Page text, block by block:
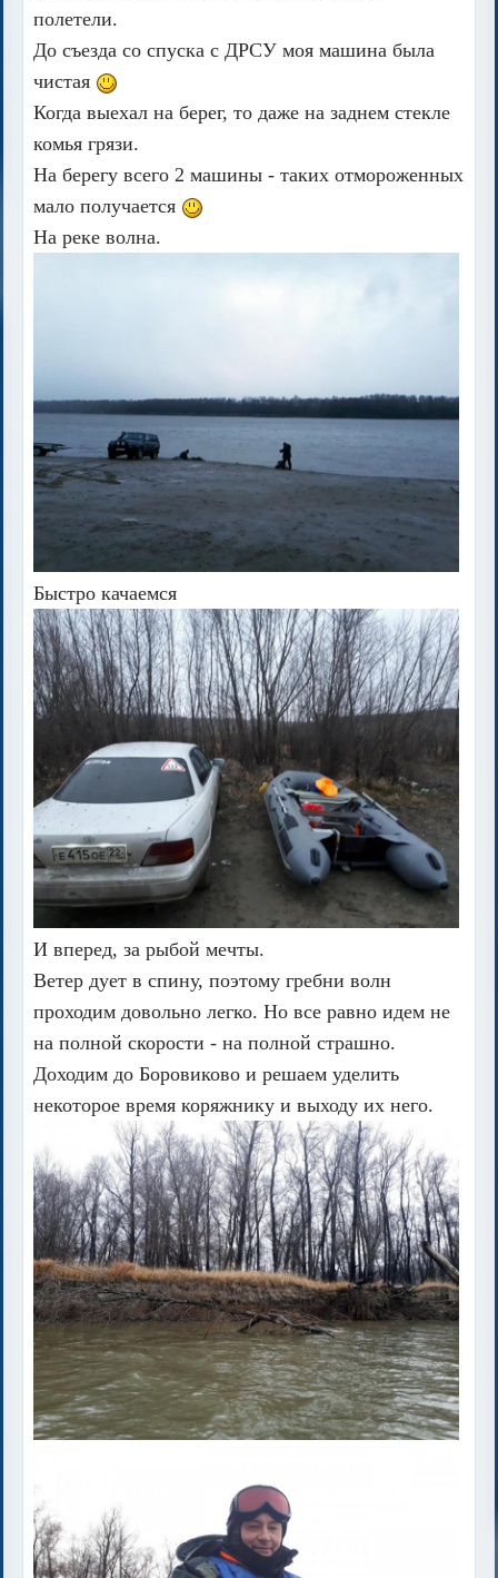
полетели.
До съезда со спуска с ДРСУ моя машина была
чистая
Когда выехал на берег, то даже на заднем стекле
комья грязи.
На берегу всего 2 машины - таких отмороженных
мало получается
На реке волна.
Быстро качаемся
И вперед, за рыбой мечты.
Ветер дует в спину, поэтому гребни волн
проходим довольно легко. Но все равно идем не
на полной скорости - на полной страшно.
Доходим до Боровиково и решаем уделить
некоторое время коряжнику и выходу их него.